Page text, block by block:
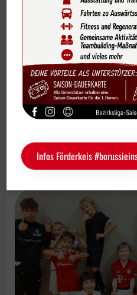
Infos rund um den
ihr weiter
Bildergalerien
Vereinskalender
Sportdeutschland-News
Das LSB-Magazin "Wir im Sport"
Sponsoren
Kontakt Service
Schulengel
Infos Förderkeis